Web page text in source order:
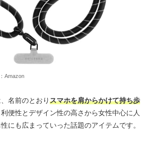
Amazon
名前のとおりスマホを肩からかけて持ち歩
便性とデザイン性の高さから女性中心に人
にも広まっていった話題のアイテムです。